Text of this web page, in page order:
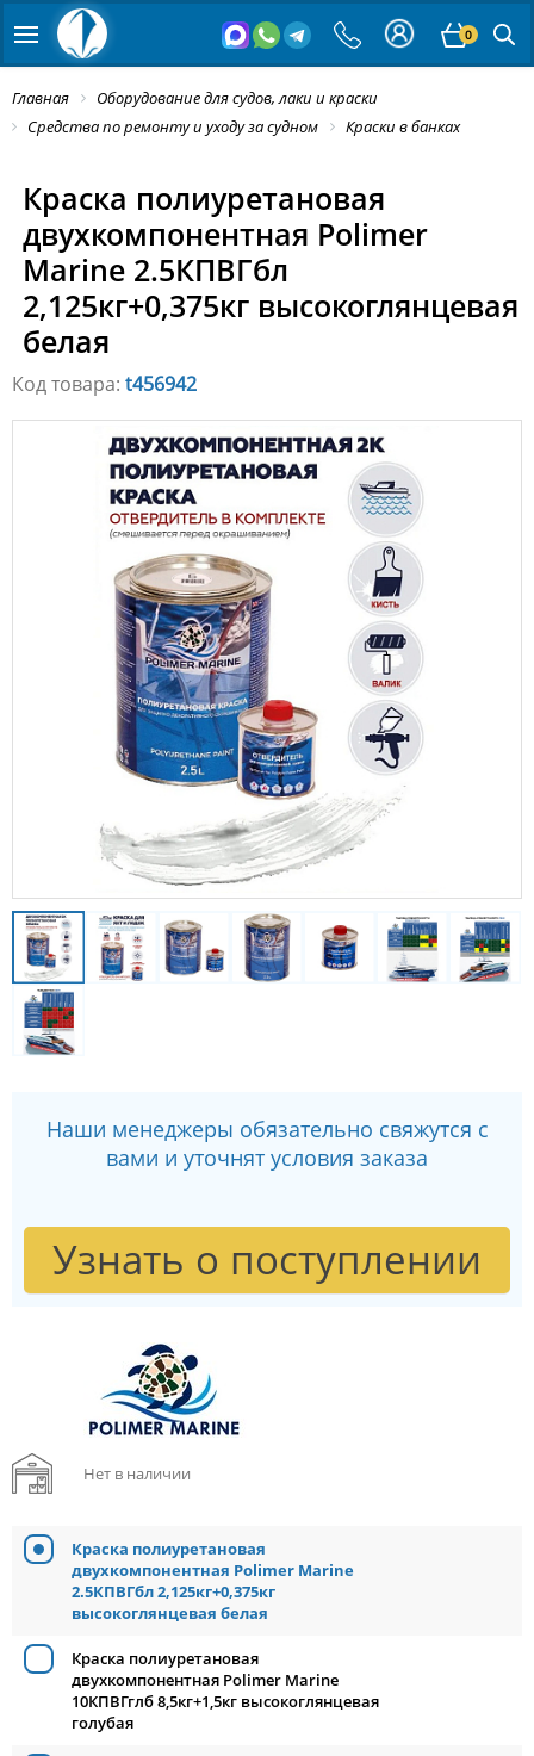
0
Главная
Оборудование для судов, лаки и краски
Средства по ремонту и уходу за судном
Краски в банках
Краска полиуретановая
двухкомпонентная Polimer
Marine 2.5КПВГбл
2,125кг+0,375кг высокоглянцевая
белая
Код товара: t456942
Наши менеджеры обязательно свяжутся с
вами и уточнят условия заказа
Узнать о поступлении
Нет в наличии
Краска полиуретановая
двухкомпонентная Polimer Marine
2.5КПВГбл 2,125кг+0,375кг
высокоглянцевая белая
Краска полиуретановая
двухкомпонентная Polimer Marine
10КПВГглб 8,5кг+1,5кг высокоглянцевая
голубая